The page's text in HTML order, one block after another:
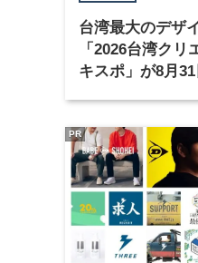
台湾最大のデザ
「2026台湾クリ
キスポ」が8月
PR